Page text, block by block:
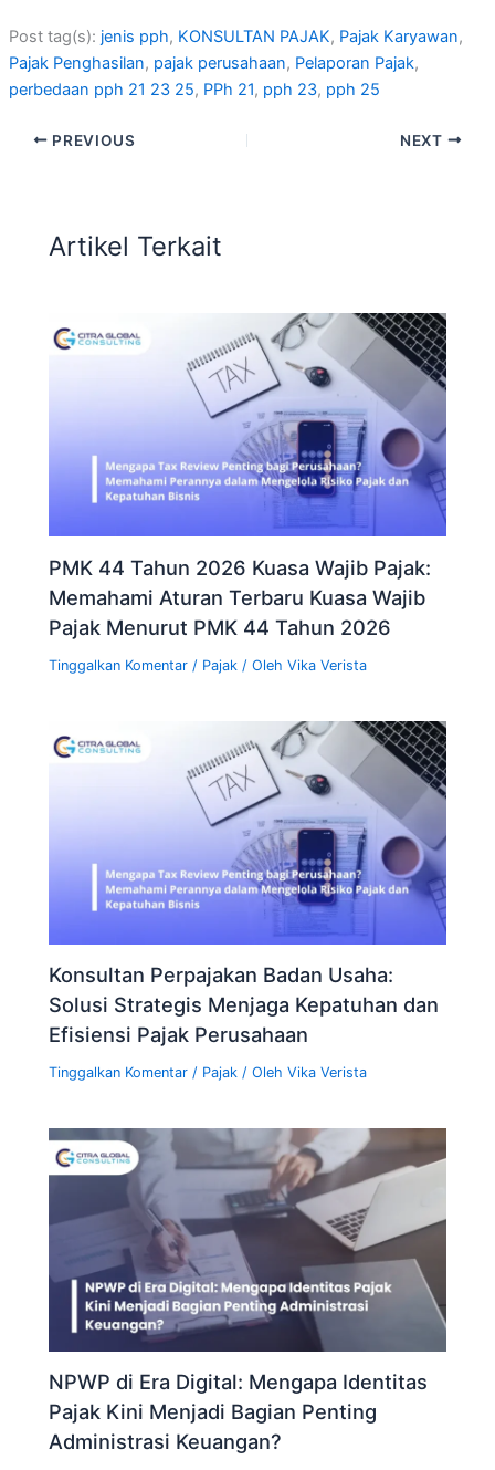
Post tag(s): jenis pph, KONSULTAN PAJAK, Pajak Karyawan
Pajak Penghasilan, pajak perusahaan, Pelaporan Pajak
perbedaan pph 21 23 25, PPh 21, pph 23, pph 25
PREVIOUS NEXT
Artikel Terkait
PMK 44 Tahun 2026 Kuasa Wajib Pajak:
Memahami Aturan Terbaru Kuasa Wajib
Pajak Menurut PMK 44 Tahun 2026
Tinggalkan Komentar / Pajak / OlehVika Verista
Konsultan Perpajakan Badan Usaha:
Solusi Strategis Menjaga Kepatuhan dan
Efisiensi Pajak Perusahaan
Tinggalkan Komentar / Pajak / OlehVika Verista
NPWP di Era Digital: Mengapa Identitas
Pajak Kini Menjadi Bagian Penting
Administrasi Keuangan?